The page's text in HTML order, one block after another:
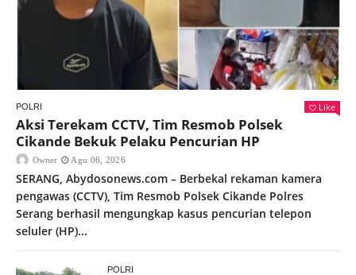
POLRI Like
Aksi Terekam CCTV, Tim Resmob Polsek
Cikande Bekuk Pelaku Pencurian HP
Owner Agu 06, 2026
SERANG, Abydosonews.com – Berbekal rekaman kamera
pengawas (CCTV), Tim Resmob Polsek Cikande Polres
Serang berhasil mengungkap kasus pencurian telepon
seluler (HP)...
POLRI